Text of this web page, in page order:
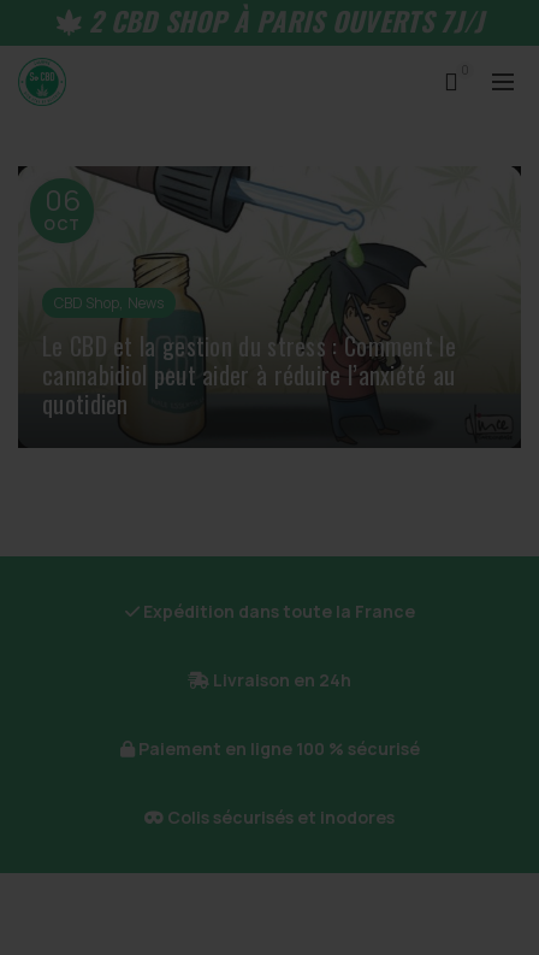
2 CBD SHOP À PARIS OUVERTS 7J/J
06
OCT
CBD Shop, News
Le CBD et la gestion du stress : Comment le
cannabidiol peut aider à réduire l’anxiété au
quotidien
Expédition dans toute la France
Livraison en 24h
Paiement en ligne 100 % sécurisé
Colis sécurisés et inodores